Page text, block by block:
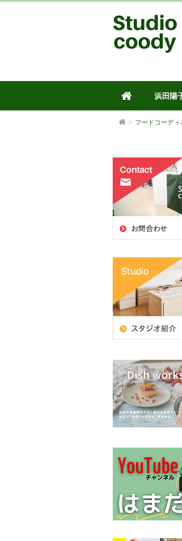
浜田陽
> フードコーディ